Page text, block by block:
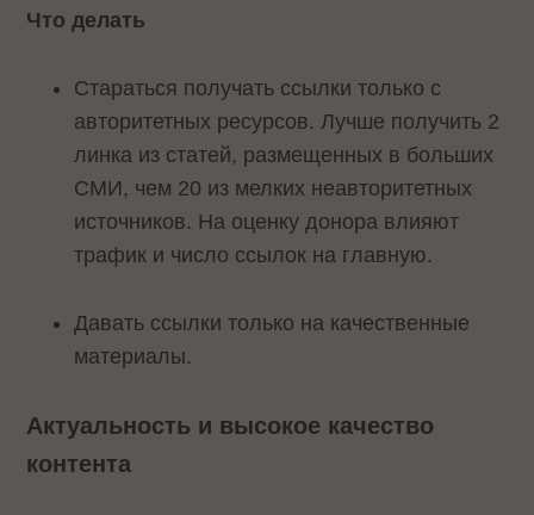
Что делать
Стараться получать ссылки только с
авторитетных ресурсов. Лучше получить 2
линка из статей, размещенных в больших
СМИ, чем 20 из мелких неавторитетных
источников. На оценку донора влияют
трафик и число ссылок на главную.
Давать ссылки только на качественные
материалы.
Актуальность и высокое качество
контента